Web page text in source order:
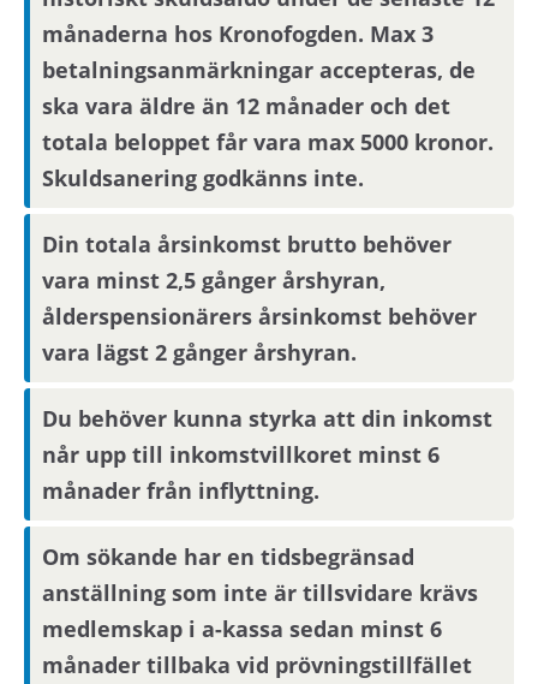
nästkommande vardag.
Om din anställning inte är i Stockholmsområdet
behöver du visa att din arbetsplats ligger inom
pendlingsavstånd från bostaden.
Parkering
Parkeringsplatser hyrs ut av ett externt bolag.
Visningsinformation
Bostaden kommer inte att visas. Det betyder att
du behöver ta ställning till om du vill flytta in i
bostaden endast utifrån informationen i
annonsen. För bostadssökanden med längst
kötid efter avslutad annonseringsperiod blir
intresseanmälan bindande, övriga
bostadssökande kan avanmäla sitt intresse.
månaderna hos Kronofogden. Max 3
betalningsanmärkningar accepteras, de
ska vara äldre än 12 månader och det
totala beloppet får vara max 5000 kronor.
Skuldsanering godkänns inte.
Din totala årsinkomst brutto behöver
vara minst 2,5 gånger årshyran,
ålderspensionärers årsinkomst behöver
vara lägst 2 gånger årshyran.
Du behöver kunna styrka att din inkomst
når upp till inkomstvillkoret minst 6
månader från inflyttning.
Om sökande har en tidsbegränsad
anställning som inte är tillsvidare krävs
medlemskap i a-kassa sedan minst 6
månader tillbaka vid prövningstillfället